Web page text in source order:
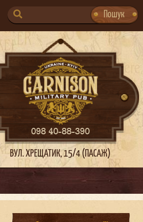
SEARCH
FOR:
Пошук
098 40-88-390
ВУЛ. ХРЕЩАТИК, 15/4 (ПАСАЖ)